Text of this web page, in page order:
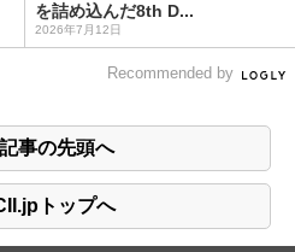
を詰め込んだ8th D...
2026年7月12日
Recommended by
事の先頭へ
トップへ